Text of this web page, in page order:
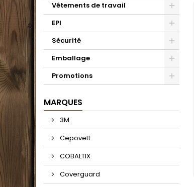
Vêtements de travail
EPI
Sécurité
Emballage
Promotions
MARQUES
3M
Cepovett
COBALTIX
Coverguard